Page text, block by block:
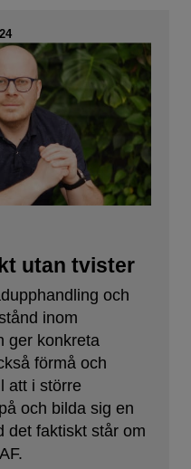
utan tvister
och
inom
ger konkreta
förmå och
att i större
och bilda sig en
det faktiskt står om